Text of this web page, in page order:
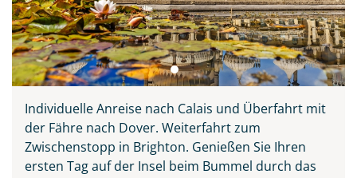
Teile diese Reise
Individuelle Anreise nach Calais und Überfahrt mit
der Fähre nach Dover. Weiterfahrt zum
Zwischenstopp in Brighton. Genießen Sie Ihren
ersten Tag auf der Insel beim Bummel durch das